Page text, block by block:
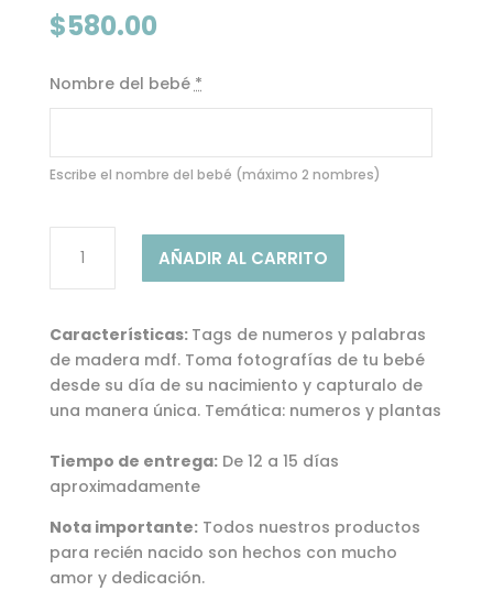
$580.00
Nombre del bebé *
Escribe el nombre del bebé (máximo 2 nombres)
NÚMEROS
AÑADIR AL CARRITO
Características: Tags de numeros y palabras
de madera mdf. Toma fotografías de tu bebé
desde su día de su nacimiento y capturalo de
una manera única. Temática: numeros y plantas
Tiempo de entrega:De 12 a 15 días
aproximadamente
Nota importante:Todos nuestros productos
para recién nacido son hechos con mucho
amor y dedicación.